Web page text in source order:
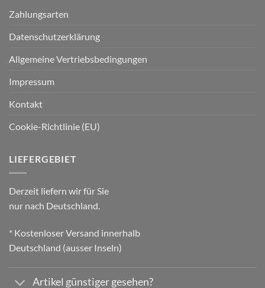
Zahlungsarten
Datenschutzerklärung
Allgemeine Vertriebsbedingungen
Impressum
Kontakt
Cookie-Richtlinie (EU)
LIEFERGEBIET
Derzeit liefern wir für Sie
nur nach Deutschland.
* Kostenloser Versand innerhalb
Deutschland (ausser Inseln)
Artikel günstiger gesehen?